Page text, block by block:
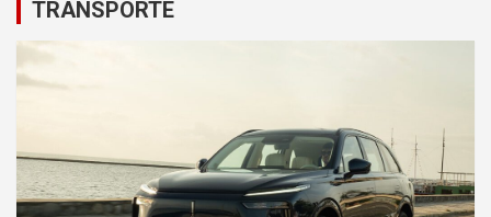
TRANSPORTE